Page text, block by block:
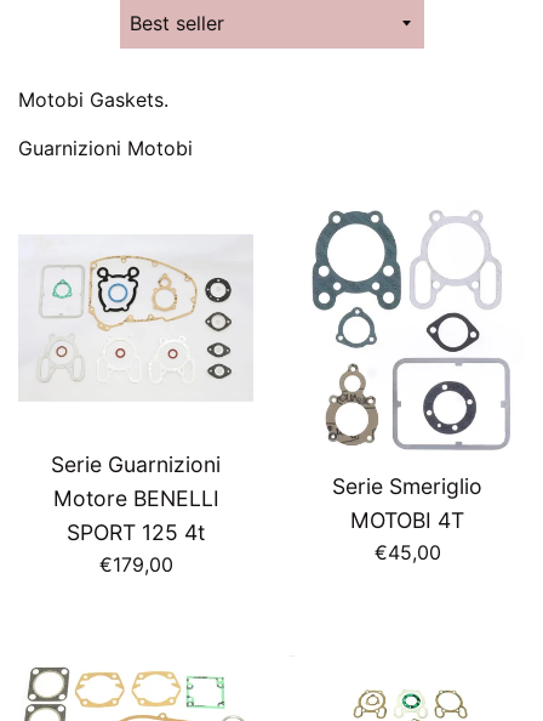
Ordina
per
Motobi Gaskets.
Guarnizioni Motobi
Serie Guarnizioni
Motore BENELLI
SPORT 125 4t
Prezzo
€179,00
Serie Smeriglio
MOTOBI 4T
Prezzo
€45,00